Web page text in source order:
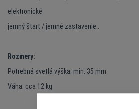
elektronické
jemný štart / jemné zastavenie .
Rozmery:
Potrebná svetlá výška: min. 35 mm
Váha: cca 12 kg